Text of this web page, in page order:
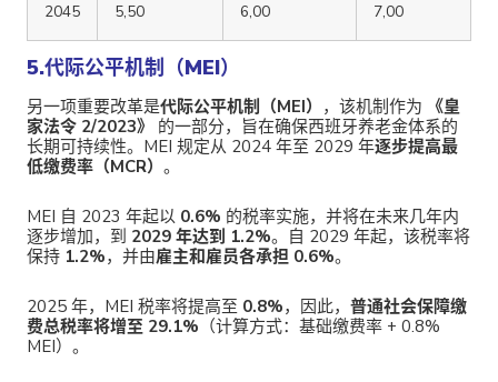
2045 5,50 6,00 7,00
5.代际公平机制（MEI）
另一项重要改革是代际公平机制（MEI） ，该机制作为
《皇
家法令 2/2023》
的一部分，旨在确保西班牙养老金体系的
长期可持续性。MEI 规定从 2024 年至 2029 年逐步提高最
低缴费率（MCR） 。
MEI 自 2023 年起以 0.6% 的税率实施，并将在未来几年内
逐步增加，到 2029 年达到 1.2%。自 2029 年起，该税率将
保持 1.2%，并由雇主和雇员各承担 0.6%。
2025 年，MEI 税率将提高至 0.8%，因此， 普通社会保障缴
费总税率将增至 29.1% （计算方式：基础缴费率 + 0.8%
MEI）。